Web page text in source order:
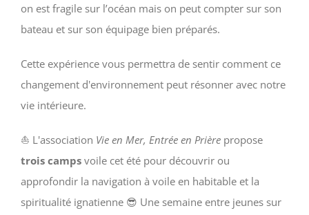
on est fragile sur l’océan mais on peut compter sur son
bateau et sur son équipage bien préparés.
Cette expérience vous permettra de sentir comment ce
changement d'environnement peut résonner avec notre
vie intérieure.
⛵ L'association Vie en Mer, Entrée en Prièrepropose
trois campsvoile cet été pour découvrir ou
approfondir la navigation à voile en habitable et la
spiritualité ignatienne 😎 Une semaine entre jeunes sur